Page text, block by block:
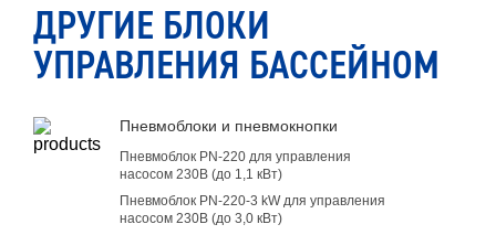
ДРУГИЕ БЛОКИ
УПРАВЛЕНИЯ БАССЕЙНОМ
Пневмоблоки и пневмокнопки
Пневмоблок PN-220 для управления
насосом 230В (до 1,1 кВт)
Пневмоблок PN-220-3 kW для управления
насосом 230В (до 3,0 кВт)